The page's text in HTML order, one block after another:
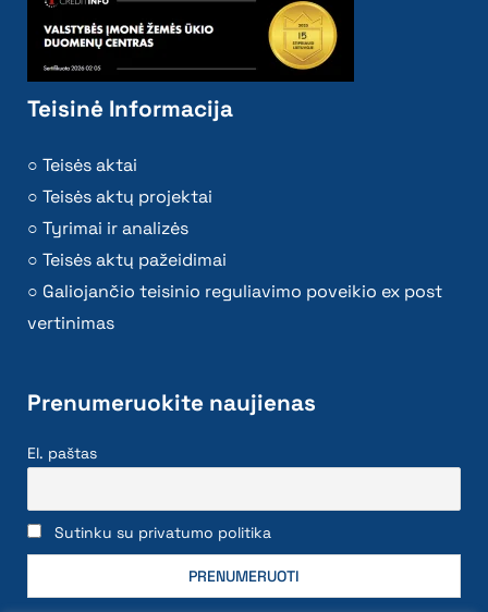
Teisinė Informacija
Teisės aktai
Teisės aktų projektai
Tyrimai ir analizės
Teisės aktų pažeidimai
Galiojančio teisinio reguliavimo poveikio ex post
vertinimas
Prenumeruokite naujienas
El. paštas
Sutinku su privatumo politika